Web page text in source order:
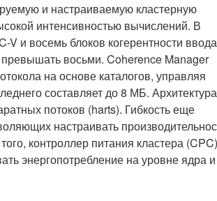
и настраиваемую кластерную
интенсивностью вычислений. В
и восемь блоков когерентности
восьми. Coherence Manager
на основе каталогов, управляя
составляет до 8 МБ. Архитектура
потоков (harts). Гибкость еще
настраивать
контроллер питания кластера (CPC)
энергопотребление на уровне ядра и